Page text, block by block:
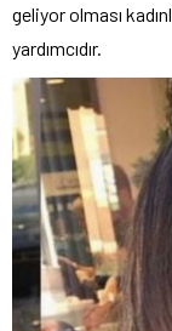
geliyor olması
yardımcıdır.